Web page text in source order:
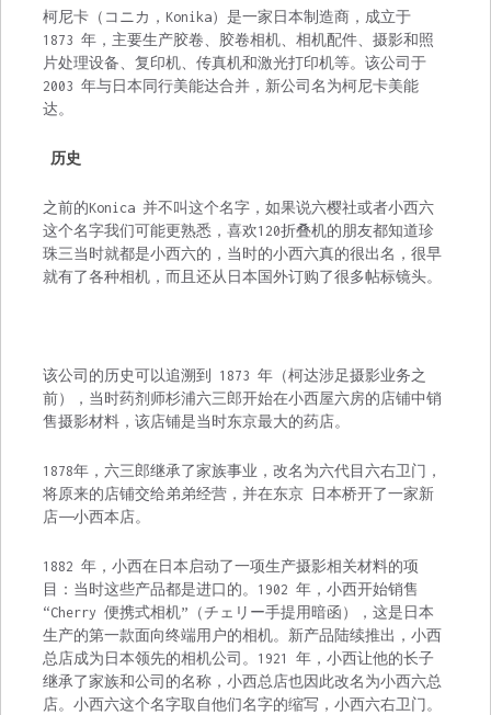
柯尼卡（コニカ，Konika）是一家日本制造商，成立于
1873 年，主要生产胶卷、胶卷相机、相机配件、摄影和照
片处理设备、复印机、传真机和激光打印机等。该公司于
2003 年与日本同行美能达合并，新公司名为柯尼卡美能
达。
历史
之前的Konica 并不叫这个名字，如果说六樱社或者小西六
这个名字我们可能更熟悉，喜欢120折叠机的朋友都知道珍
珠三当时就都是小西六的，当时的小西六真的很出名，很早
就有了各种相机，而且还从日本国外订购了很多帖标镜头。
该公司的历史可以追溯到 1873 年（柯达涉足摄影业务之
前），当时药剂师杉浦六三郎开始在小西屋六房的店铺中销
售摄影材料，该店铺是当时东京最大的药店。
1878年，六三郎继承了家族事业，改名为六代目六右卫门，
将原来的店铺交给弟弟经营，并在东京 日本桥开了一家新
店——小西本店。
1882 年，小西在日本启动了一项生产摄影相关材料的项
目：当时这些产品都是进口的。1902 年，小西开始销售
“Cherry 便携式相机”（チェリー手提用暗函），这是日本
生产的第一款面向终端用户的相机。新产品陆续推出，小西
总店成为日本领先的相机公司。1921 年，小西让他的长子
继承了家族和公司的名称，小西总店也因此改名为小西六总
店。小西六这个名字取自他们名字的缩写，小西六右卫门。